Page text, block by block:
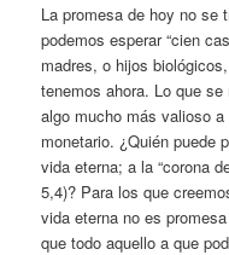
La promesa de hoy no se
podemos esperar “cien
madres, o hijos
tenemos ahora. Lo que
algo mucho más valioso
monetario. ¿Quién puede
vida eterna; a la “corona
5,4)? Para los que
vida eterna no es
que todo aquello a que